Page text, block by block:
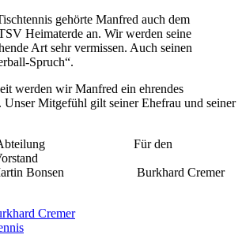
gehörte Manfred auch dem
Heimaterde an. Wir werden seine
Art sehr vermissen. Auch seinen
Spruch“.
werden wir Manfred ein ehrendes
Unser Mitgefühl gilt seiner Ehefrau und seiner
Für den
Martin Bonsen Burkhard Cremer
Cremer